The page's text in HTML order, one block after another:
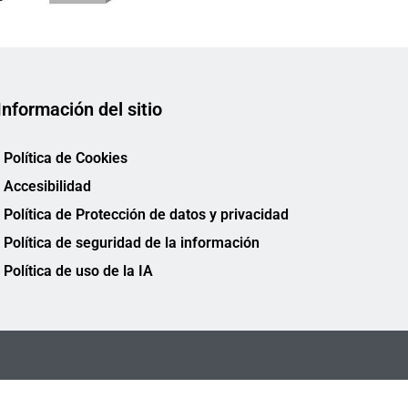
del sitio
Política de Cookies
Accesibilidad
Política de Protección de datos y privacidad
Política de seguridad de la información
Política de uso de la IA